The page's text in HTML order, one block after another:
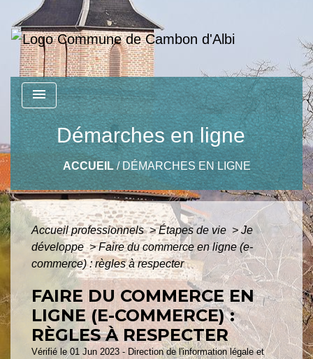
menu
Démarches en ligne
ACCUEIL/DÉMARCHES EN LIGNE
Accueil professionnels> Étapes de vie > Je
développe> Faire du commerce en ligne (e-
commerce) : règles à respecter
FAIRE DU COMMERCE EN
LIGNE (E-COMMERCE) :
RÈGLES À RESPECTER
Vérifié le 01 Jun 2023 - Direction de l'information légale et